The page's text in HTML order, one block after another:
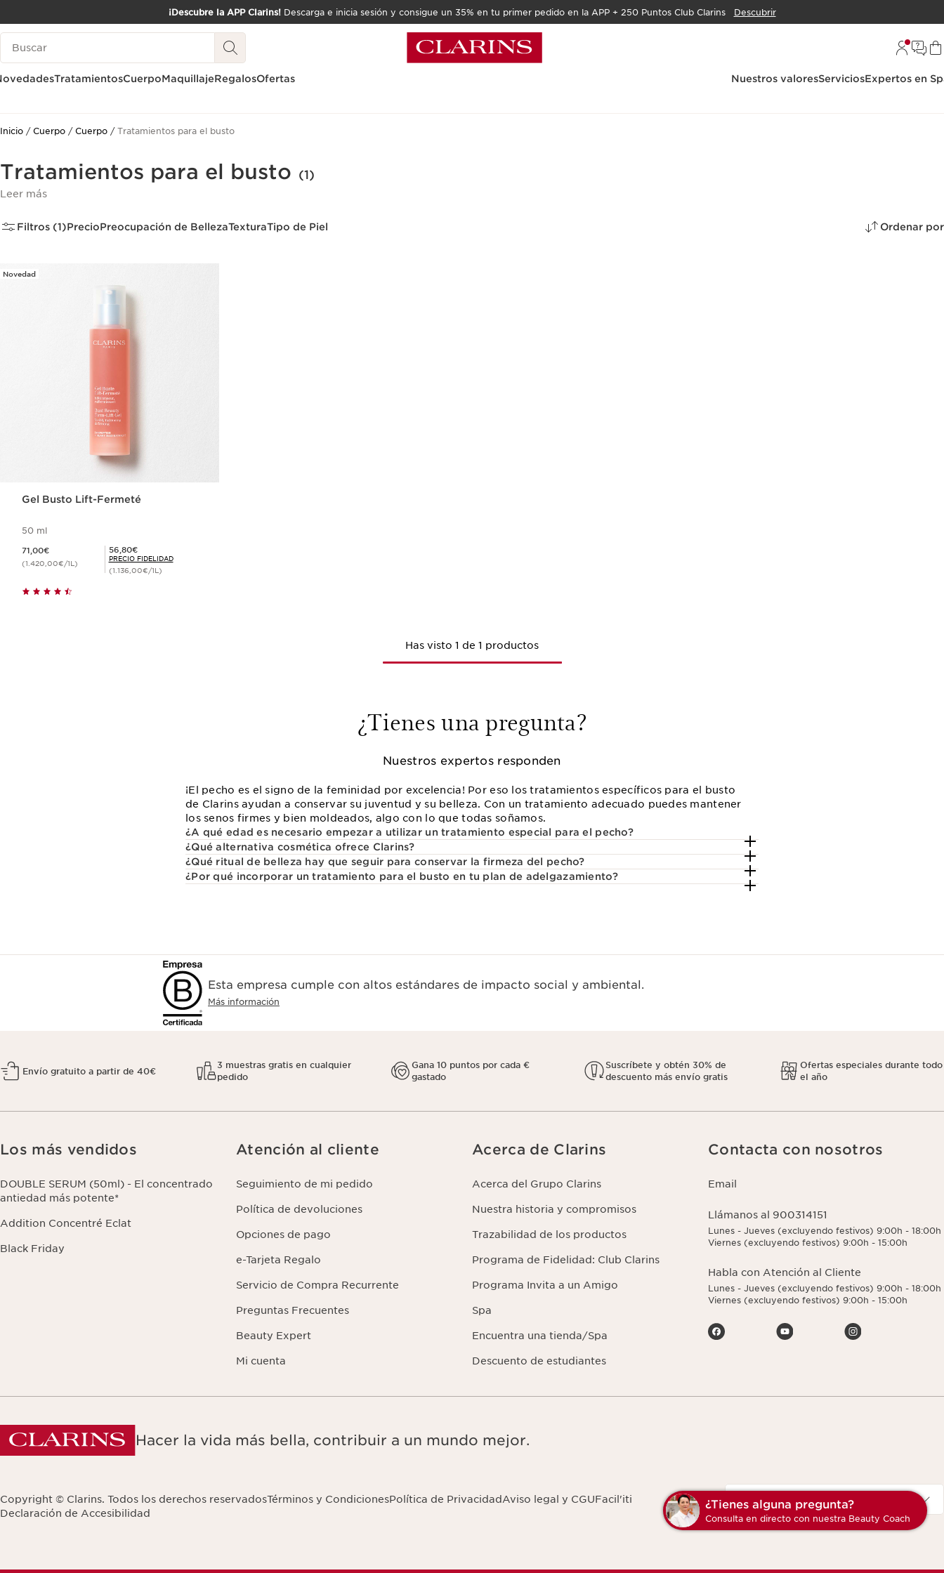
IR AL CONTENIDO
¡Descubre la APP Clarins!Descarga e inicia sesión y consigue un 35% en tu primer pedido en la APP + 250 Puntos Club Clarins Descubrir
Leyenda
TratamientosCuerpoMaquillajeRegalosOfertas Nuestros valoresServiciosExpertos en
Inicio Cuerpo Cuerpo Tratamientos para el busto
Tratamientos para el busto (1)
Leer más
Filtros (1)PrecioPreocupación de BellezaTexturaTipo de Piel Ordenar por
Novedad
Gel Busto Lift-Fermeté
50 ml
71,00€
(1.420,00€/1L)
Precio Fidelidad 56,80€
56,80€
PRECIO FIDELIDAD
(1.136,00€/1L)
Has visto 1 de 1 productos
¿Tienes una pregunta?
Nuestros expertos responden
¡El pecho es el signo de la feminidad por excelencia! Por eso los tratamientos específicos para el busto
de Clarins ayudan a conservar su juventud y su belleza. Con un tratamiento adecuado puedes mantener
los senos firmes y bien moldeados, algo con lo que todas soñamos.
¿A qué edad es necesario empezar a utilizar un tratamiento especial para el pecho?
¿Qué alternativa cosmética ofrece Clarins?
¿Qué ritual de belleza hay que seguir para conservar la firmeza del pecho?
¿Por qué incorporar un tratamiento para el busto en tu plan de adelgazamiento?
¿Tienes alguna pregunta?
Consulta en directo con nuestra Beauty Coach
Esta empresa cumple con altos estándares de impacto social y ambiental.
Más información
Envío gratuito a partir de 40€
3 muestras gratis en cualquier
pedido
Gana 10 puntos por cada €
gastado
Suscríbete y obtén 30% de
descuento más envío gratis
Ofertas especiales durante todo
el año
Los más vendidos
DOUBLE SERUM (50ml) - El concentrado
antiedad más potente*
Addition Concentré Eclat
Black Friday
Atención al cliente
Seguimiento de mi pedido
Política de devoluciones
Opciones de pago
e-Tarjeta Regalo
Servicio de Compra Recurrente
Preguntas Frecuentes
Beauty Expert
Mi cuenta
Acerca de Clarins
Acerca del Grupo Clarins
Nuestra historia y compromisos
Trazabilidad de los productos
Programa de Fidelidad: Club Clarins
Programa Invita a un Amigo
Spa
Encuentra una tienda/Spa
Descuento de estudiantes
Contacta con nosotros
Email
Llámanos al 900314151
Lunes - Jueves (excluyendo festivos) 9:00h - 18:00h
Viernes (excluyendo festivos) 9:00h - 15:00h
Habla con Atención al Cliente
Lunes - Jueves (excluyendo festivos) 9:00h - 18:00h
Viernes (excluyendo festivos) 9:00h - 15:00h
Hacer la vida más bella, contribuir a un mundo mejor.
Copyright © Clarins. Todos los derechos reservadosTérminos y CondicionesPolítica de PrivacidadAviso legal y CGUFacil'iti
Declaración de Accesibilidad
Navigates to
España